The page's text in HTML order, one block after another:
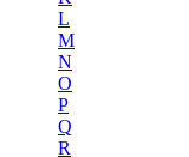
L
M
N
O
P
Q
R